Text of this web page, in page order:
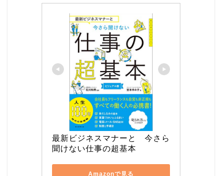
最新ビジネスマナーと　今さら
聞けない仕事の超基本
Amazonで見る